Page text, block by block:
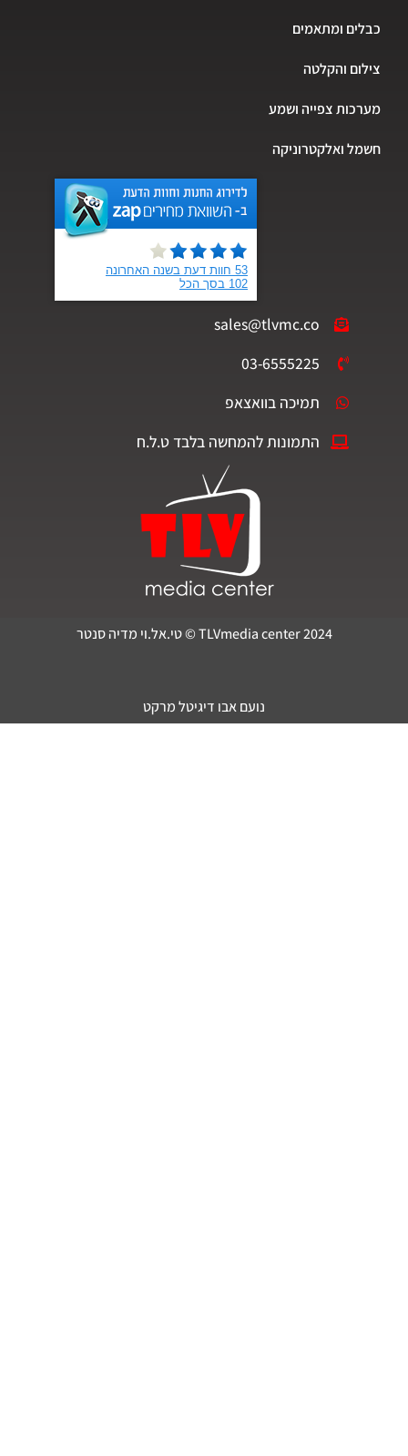
ומתאמים
והקלטה
צפייה ושמע
ואלקטרוניקה
sales@tlvmc.co
03-6555225
תמיכה בוואצאפ
התמונות להמחשה בלבד ט.ל.ח
נועם אבו דיגיטל מרקט
TLVmedia center 2024 © טי.אל.וי מדיה סנטר